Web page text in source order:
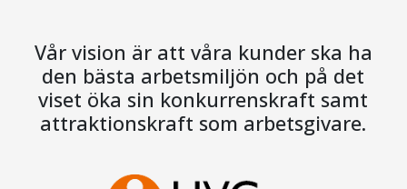
Vår vision är att våra kunder ska ha
den bästa arbetsmiljön och på det
viset öka sin konkurrenskraft samt
attraktionskraft som arbetsgivare.